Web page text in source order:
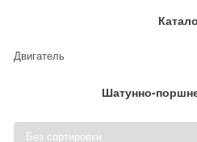
Двигатель
Шатунно-